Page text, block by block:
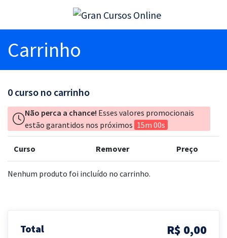
Carrinho
0 curso no carrinho
Não perca a chance! Esses valores promocionais
estão garantidos nos próximos 15m 00s
Curso Remover Preço
Nenhum produto foi incluído no carrinho.
Total R$ 0,00